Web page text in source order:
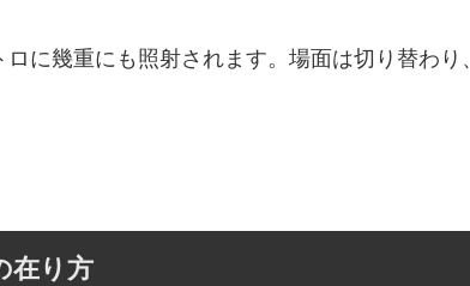
に幾重にも照射されます。場面は切り替わ
在り方